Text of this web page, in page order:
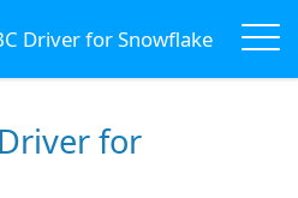
Driver for Snowflake
for